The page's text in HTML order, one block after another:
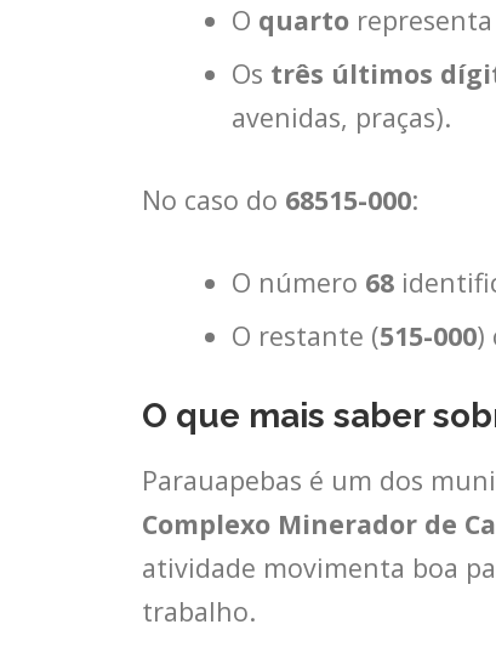
O quarto
Os três últimos
avenidas, praças).
No caso do 68515-000:
O número 68
O restante (515-000)
O que mais saber
Parauapebas é um dos
Complexo Minerador de
atividade movimenta boa
trabalho.